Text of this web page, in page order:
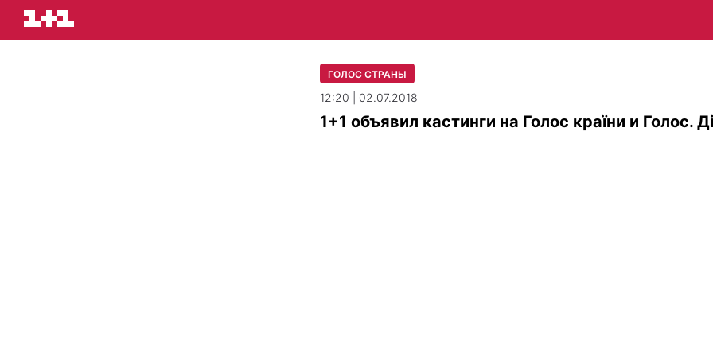
ГОЛОС СТРАНЫ
12:20 | 02.07.2018
1+1 объявил кастинги на Голос країни и Голос.